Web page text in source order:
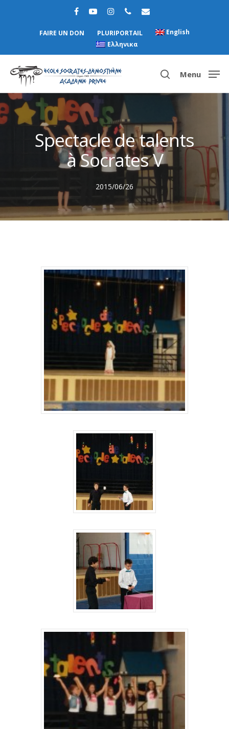
FAIRE UN DON PLURIPORTAIL
English
Ελληνικα
Hit enter to search or ESC to close
Menu
Spectacle de talents
à Socrates V
2015/06/26